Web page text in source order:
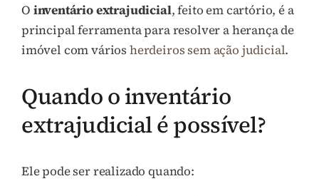
O inventário extrajudicial, feito em cartório, é a
principal ferramenta para resolver a herança de
imóvel com vários herdeiros sem ação judicial.
Quando o inventário
extrajudicial é possível?
Ele pode ser realizado quando: